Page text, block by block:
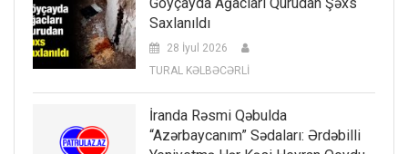
Saxlanıldı
28 İyul 2026
TURAL KƏLBƏCƏRLİ
İranda Rəsmi Qəbulda
“Azərbaycanım” Sədaları: Ərdəbilli